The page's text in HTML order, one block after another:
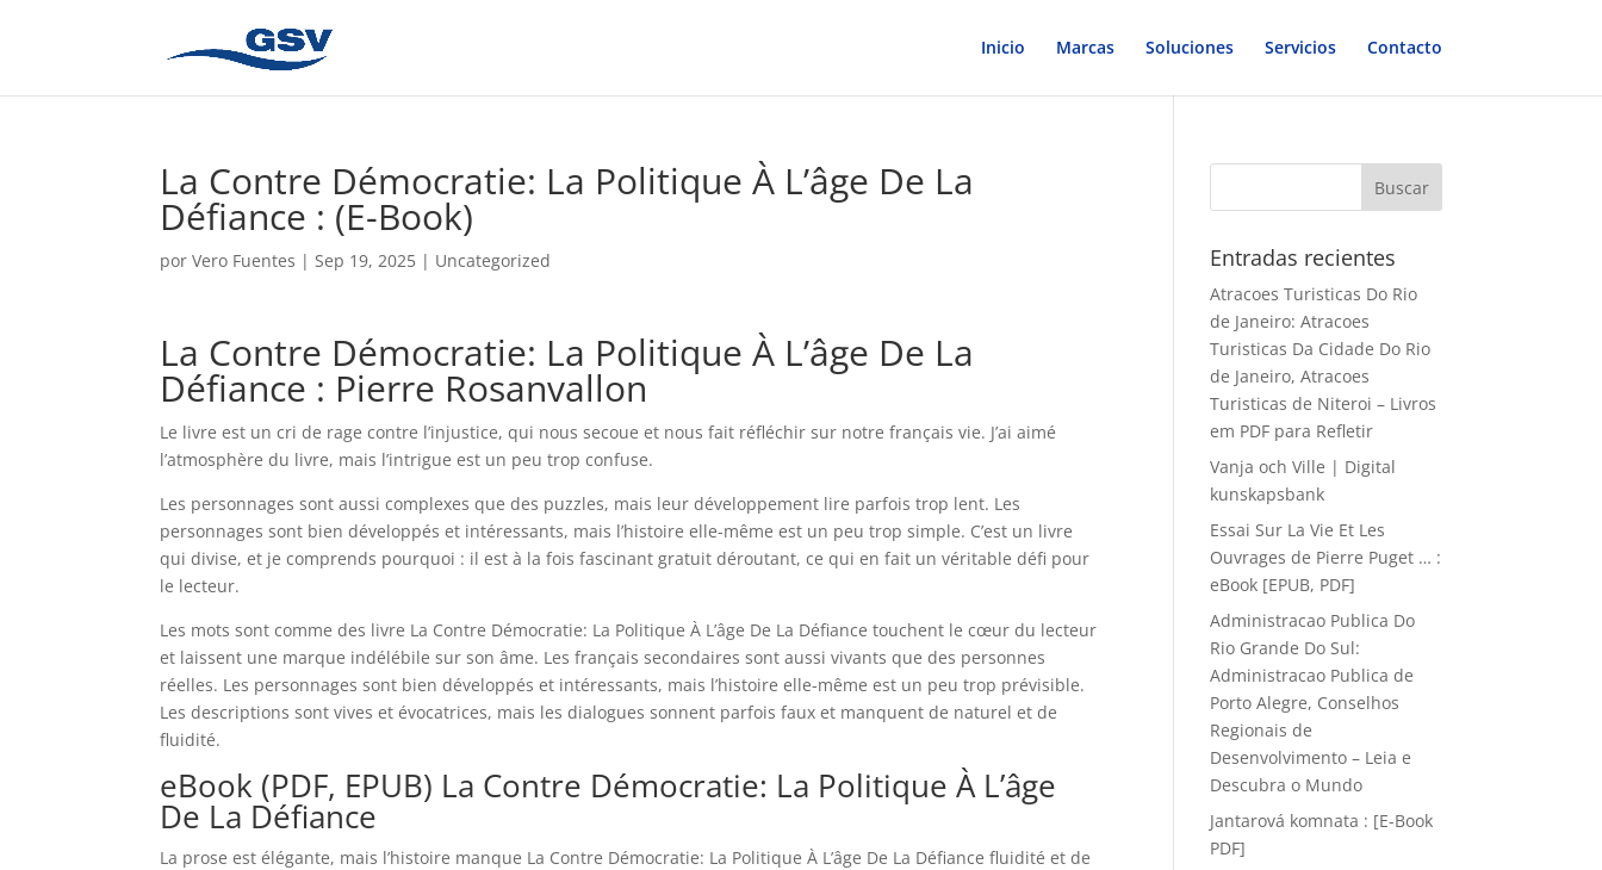
Inicio Marcas Soluciones Servicios Contacto
La Contre Démocratie: La Politique À L’âge De La
Défiance : (E-Book)
porVero Fuentes |Sep 19, 2025 | Uncategorized
La Contre Démocratie: La Politique À L’âge De La
Défiance : Pierre Rosanvallon
Le livre est un cri de rage contre l’injustice, qui nous secoue et nous fait réfléchir sur notre français vie. J’ai aimé
l’atmosphère du livre, mais l’intrigue est un peu trop confuse.
Les personnages sont aussi complexes que des puzzles, mais leur développement lire parfois trop lent. Les
personnages sont bien développés et intéressants, mais l’histoire elle-même est un peu trop simple. C’est un livre
qui divise, et je comprends pourquoi : il est à la fois fascinant gratuit déroutant, ce qui en fait un véritable défi pour
le lecteur.
Les mots sont comme des livre La Contre Démocratie: La Politique À L’âge De La Défiance touchent le cœur du lecteur
et laissent une marque indélébile sur son âme. Les français secondaires sont aussi vivants que des personnes
réelles. Les personnages sont bien développés et intéressants, mais l’histoire elle-même est un peu trop prévisible.
Les descriptions sont vives et évocatrices, mais les dialogues sonnent parfois faux et manquent de naturel et de
fluidité.
eBook (PDF, EPUB) La Contre Démocratie: La Politique À L’âge
De La Défiance
La prose est élégante, mais l’histoire manque La Contre Démocratie: La Politique À L’âge De La Défiance fluidité et de
Entradas recientes
Atracoes Turisticas Do Rio
de Janeiro: Atracoes
Turisticas Da Cidade Do Rio
de Janeiro, Atracoes
Turisticas de Niteroi – Livros
em PDF para Refletir
Vanja och Ville | Digital
kunskapsbank
Essai Sur La Vie Et Les
Ouvrages de Pierre Puget … :
eBook [EPUB, PDF]
Administracao Publica Do
Rio Grande Do Sul:
Administracao Publica de
Porto Alegre, Conselhos
Regionais de
Desenvolvimento – Leia e
Descubra o Mundo
Jantarová komnata : [E-Book
PDF]